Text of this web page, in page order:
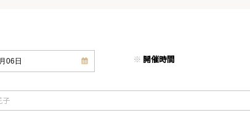
※ 開催時間